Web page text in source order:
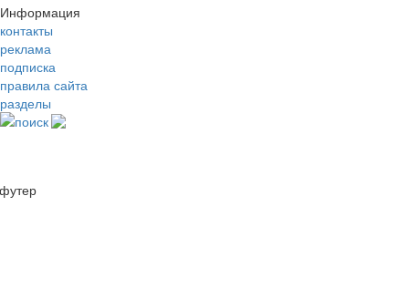
Информация
контакты
реклама
подписка
правила сайта
разделы
поиск
футер